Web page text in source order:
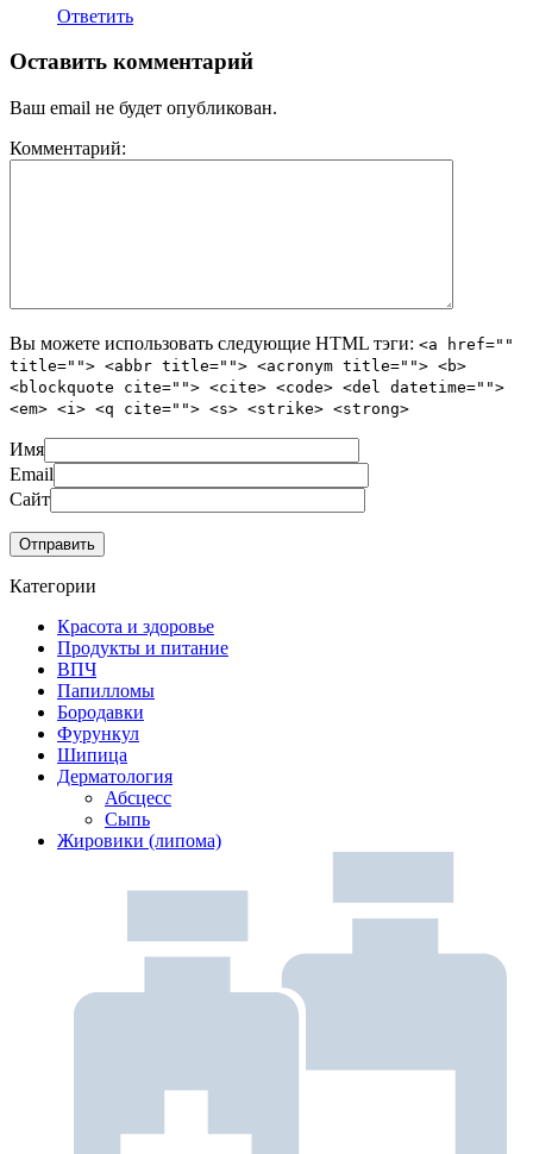
Ответить
Оставить комментарий
Ваш email не будет опубликован.
Комментарий:
Вы можете использовать следующие HTML тэги: <a href=""
title=""> <abbr title=""> <acronym title=""> <b>
<blockquote cite=""> <cite> <code> <del datetime="">
<em> <i> <q cite=""> <s> <strike> <strong>
Имя
Email
Сайт
Категории
Красота и здоровье
Продукты и питание
ВПЧ
Папилломы
Бородавки
Фурункул
Шипица
Дерматология
Абсцесс
Сыпь
Жировики (липома)